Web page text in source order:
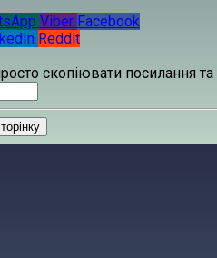
Viber Facebook
Reddit
скопіювати посилання та